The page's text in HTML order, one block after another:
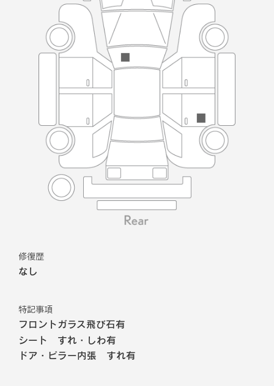
修復歴
なし
特記事項
フロントガラス飛び石有
シート すれ・しわ有
ドア・ピラー内張 すれ有